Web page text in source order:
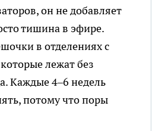
он не добавляет
тишина в эфире.
в отделениях с
лежат без
Каждые 4–6 недель
потому что поры